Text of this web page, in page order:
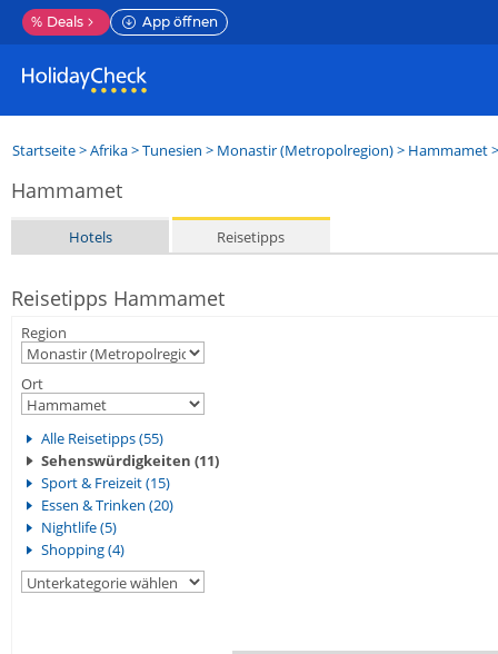
% Deals App öffnen
Startseite>Afrika>Tunesien > Monastir (Metropolregion)> Hammamet
Hammamet
Hotels Reisetipps
Reisetipps Hammamet
Region
Ort
Alle Reisetipps (55)
Sehenswürdigkeiten (11)
Sport & Freizeit (15)
Essen & Trinken (20)
Nightlife (5)
Shopping (4)